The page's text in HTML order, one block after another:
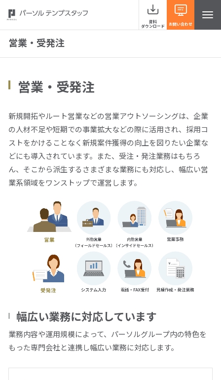
資料
ダウンロード お問い合わせ
サービスラインナップ
当社の強み
お役立ち情報 HRナレッジライン
イベント・セミナー
グループ会社一覧
人材派遣やアウトソーシングの
ご依頼・お問い合わせ
ご依頼・お問い合わせ
営業・受発注
営業・受発注
新規開拓やルート営業などの営業アウトソーシングは、企業
の人材不足や短期での事業拡大などの際に活用され、採用コ
ストをかけることなく新規案件獲得の向上を図りたい企業な
どにも導入されています。また、受注・発注業務はもちろ
ん、そこから派生するさまざまな業務にも対応し、幅広い営
業系領域をワンストップで運営します。
幅広い業務に対応しています
業務内容や運用規模によって、パーソルグループ内の特色を
もった専門会社と連携し幅広い業務に対応します。